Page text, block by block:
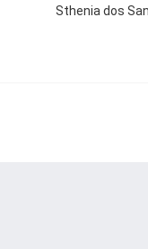
Sthenia dos